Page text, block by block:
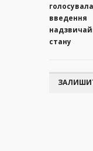
введення
стану